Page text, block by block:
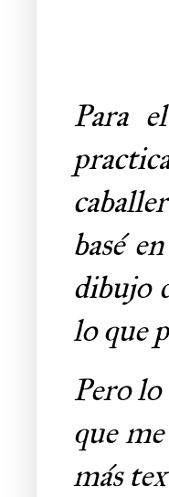
Para
basé
dibujo
lo que
Pero
que
más